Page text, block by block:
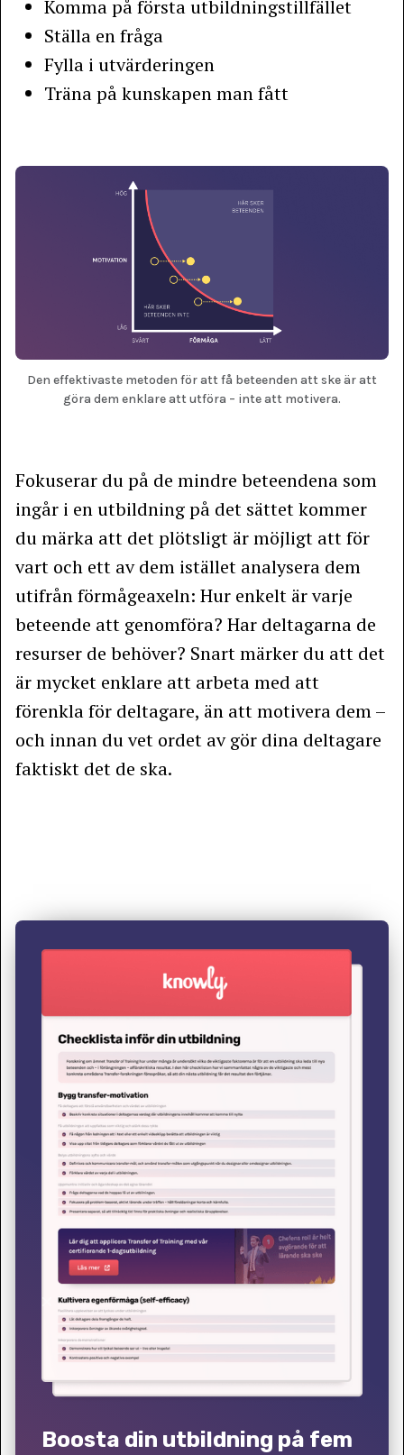
Komma på första utbildningstillfället
Ställa en fråga
Fylla i utvärderingen
Träna på kunskapen man fått
Den effektivaste metoden för att få beteenden att ske är att
göra dem enklare att utföra – inte att motivera.
Fokuserar du på de mindre beteendena som
ingår i en utbildning på det sättet kommer
du märka att det plötsligt är möjligt att för
vart och ett av dem istället analysera dem
utifrån förmågeaxeln: Hur enkelt är varje
beteende att genomföra? Har deltagarna de
resurser de behöver? Snart märker du att det
är mycket enklare att arbeta med att
förenkla för deltagare, än att motivera dem –
och innan du vet ordet av gör dina deltagare
faktiskt det de ska.
Boosta din utbildning på fem